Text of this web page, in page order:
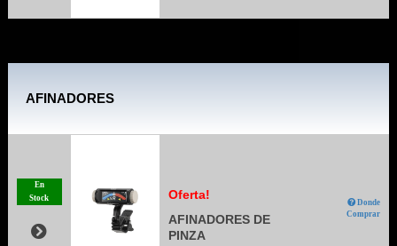
AFINADORES
En
Stock
Oferta!
AFINADORES DE
PINZA
Donde
Comprar